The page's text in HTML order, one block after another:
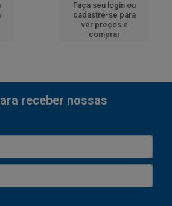
Faça seu login ou
cadastre-se para
ver preços e
comprar
receber nossas